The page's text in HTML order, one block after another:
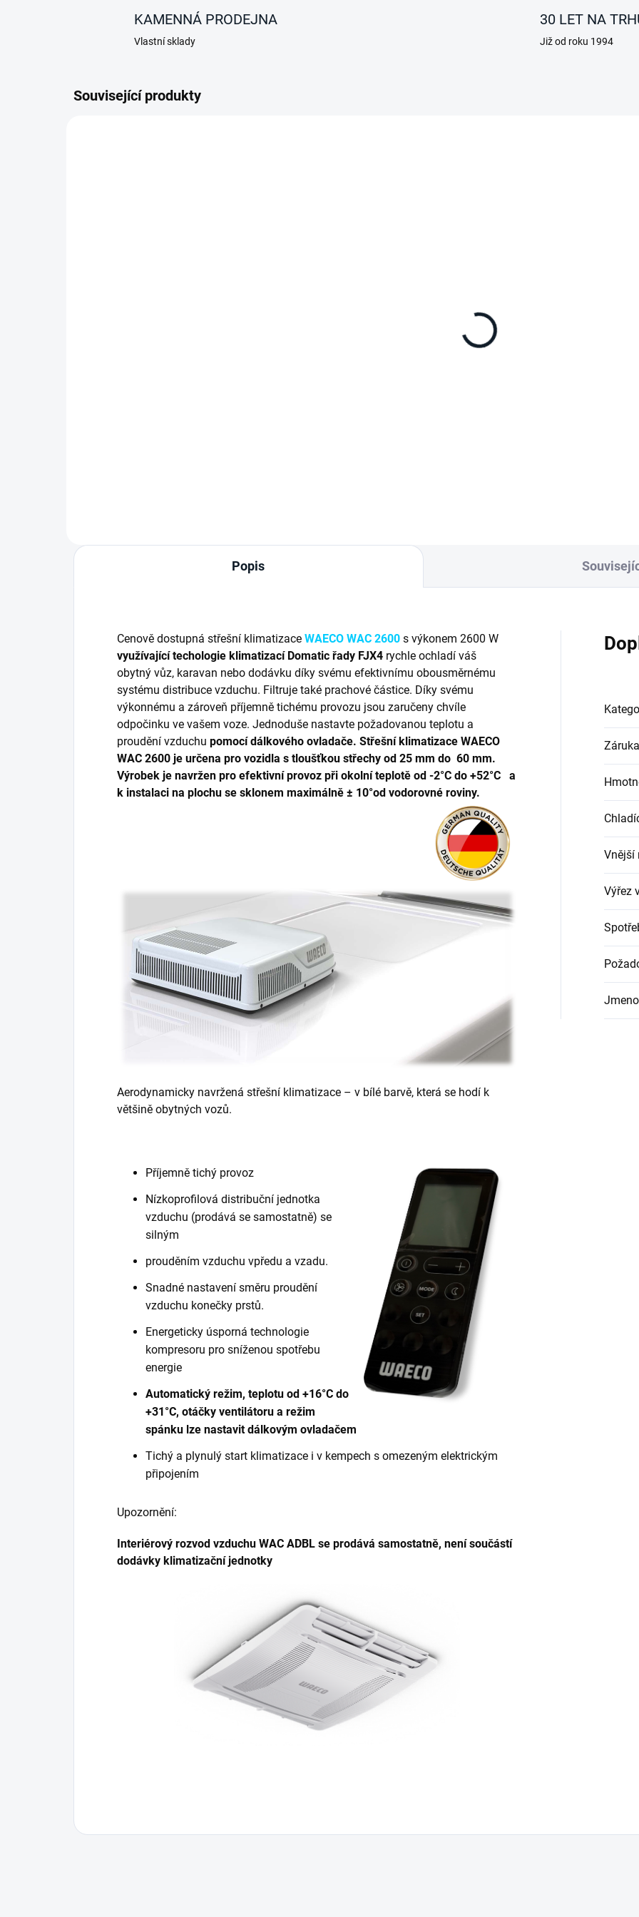
KAMENNÁ PRODEJNA
Vlastní sklady
30 LET NA
Již od roku 1994
Související produkty
Popis
Cenově dostupná střešní klimatizace WAECO WAC 2600 s výkonem 2600 W
využívající techologie klimatizací Domatic řady FJX4 rychle ochladí váš
obytný vůz, karavan nebo dodávku díky svému efektivnímu obousměrnému
systému distribuce vzduchu. Filtruje také prachové částice. Díky svému
výkonnému a zároveň příjemně tichému provozu jsou zaručeny chvíle
odpočinku ve vašem voze. Jednoduše nastavte požadovanou teplotu a
proudění vzduchu pomocí dálkového ovladače. Střešní klimatizace WAECO
WAC 2600 je určena pro vozidla s tloušťkou střechy od 25 mm do 60 mm.
Výrobek je navržen pro efektivní provoz při okolní teplotě od -2°C do +52°C a
k instalaci na plochu se sklonem maximálně ± 10°od vodorovné roviny.
Aerodynamicky navržená střešní klimatizace – v bílé barvě, která se hodí k
většině obytných vozů.
Příjemně tichý provoz
Nízkoprofilová distribuční jednotka
vzduchu (prodává se samostatně) se
silným
prouděním vzduchu vpředu a vzadu.
Snadné nastavení směru proudění
vzduchu konečky prstů.
Energeticky úsporná technologie
kompresoru pro sníženou spotřebu
energie
Automatický režim, teplotu od +16°C do
+31°C, otáčky ventilátoru a režim
spánku lze nastavit dálkovým ovladačem
Tichý a plynulý start klimatizace i v kempech s omezeným elektrickým
připojením
Upozornění:
Interiérový rozvod vzduchu WAC ADBL se prodává samostatně, není součástí
dodávky klimatizační jednotky
Záruka
Vnější
Výřez